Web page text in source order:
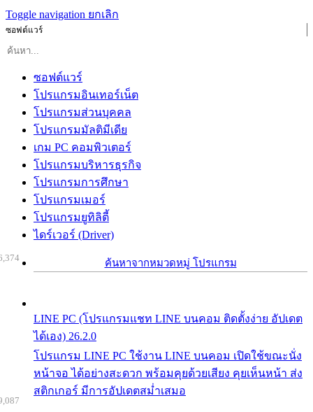
Toggle navigation ยกเลิก
ซอฟต์แวร์
ซอฟต์แวร์
โปรแกรมอินเทอร์เน็ต
โปรแกรมส่วนบุคคล
โปรแกรมมัลติมีเดีย
เกม PC คอมพิวเตอร์
โปรแกรมบริหารธุรกิจ
โปรแกรมการศึกษา
โปรแกรมเมอร์
โปรแกรมยูทิลิตี้
ไดร์เวอร์ (Driver)
ค้นหาจากหมวดหมู่ โปรแกรม
LINE PC (โปรแกรมแชท LINE บนคอม ติดตั้งง่าย อัปเดต
ได้เอง) 26.2.0
โปรแกรม LINE PC ใช้งาน LINE บนคอม เปิดใช้ขณะนั่ง
หน้าจอ ได้อย่างสะดวก พร้อมคุยด้วยเสียง คุยเห็นหน้า ส่ง
สติกเกอร์ มีการอัปเดตสม่ำเสมอ